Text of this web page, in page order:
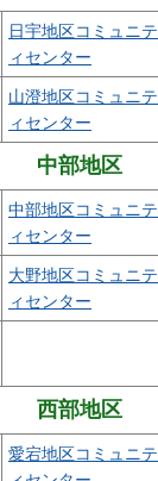
日宇地区コミュニテ
ィセンター
山澄地区コミュニテ
ィセンター
中部地区
中部地区コミュニテ
ィセンター
大野地区コミュニテ
ィセンター
西部地区
愛宕地区コミュニテ